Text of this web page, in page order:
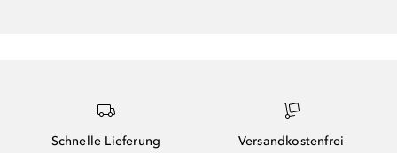
Schnelle Lieferung
Versandkostenfrei